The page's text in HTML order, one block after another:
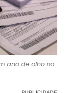
ano de olho no